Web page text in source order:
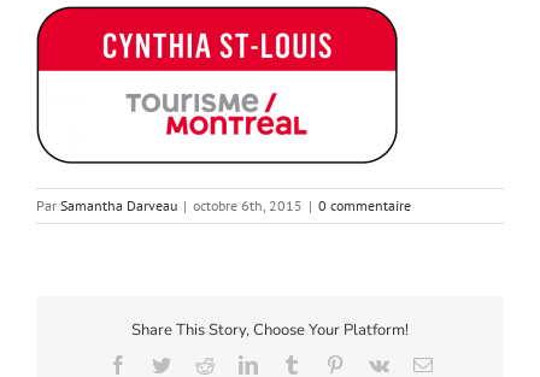
Par Samantha Darveau | octobre 6th, 2015 | 0 commentaire
Share This Story, Choose Your Platform!
Facebook
TwitterRedditLinkedInTumblr Pinterest
Vk Email